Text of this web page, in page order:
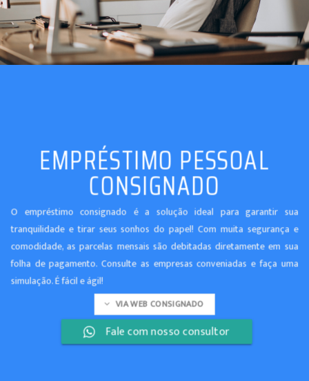
EMPRÉSTIMO PESSOAL
CONSIGNADO
O empréstimo consignado é a solução ideal para garantir sua
tranquilidade e tirar seus sonhos do papel! Com muita segurança e
comodidade, as parcelas mensais são debitadas diretamente em sua
folha de pagamento. Consulte as empresas conveniadas e faça uma
simulação. É fácil e ágil!
VIA WEB CONSIGNADO
Fale com nosso consultor